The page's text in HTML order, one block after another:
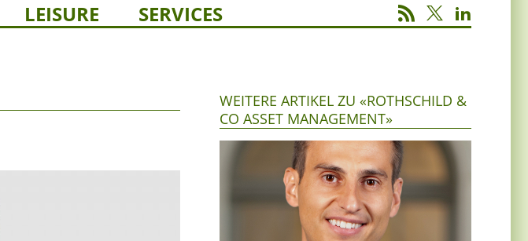
LEISURE SERVICES
WEITERE ARTIKEL ZU «ROTHSCHILD &
CO ASSET MANAGEMENT»